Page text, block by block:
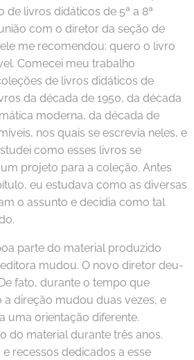
livros didáticos de 5ª a 8ª
com o diretor da seção de
me recomendou: quero o livro
Comecei meu trabalho
de livros didáticos de
da década de 1950, da década
moderna, da década de
nos quais se escrevia neles, e
como esses livros se
projeto para a coleção. Antes
eu estudava como as diversas
o assunto e decidia como tal
parte do material produzido
mudou. O novo diretor deu-
fato, durante o tempo que
a direção mudou duas vezes, e
uma orientação diferente.
do material durante três anos.
recessos dedicados a esse